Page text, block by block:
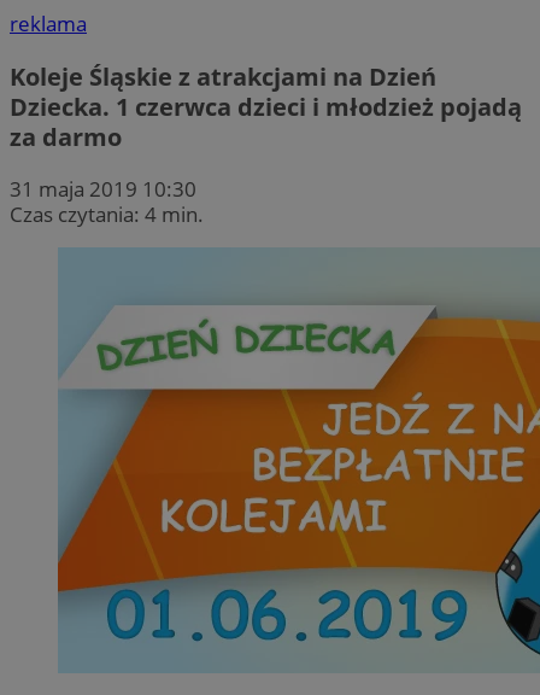
reklama
Koleje Śląskie z atrakcjami na Dzień
Dziecka. 1 czerwca dzieci i młodzież pojadą
za darmo
31 maja 2019 10:30
Czas czytania: 4 min.